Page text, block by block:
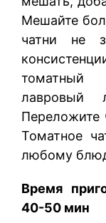
Мешайте
чатни не
томатный
лавровый
Переложите
Томатное
любому
Время
40-50 мин